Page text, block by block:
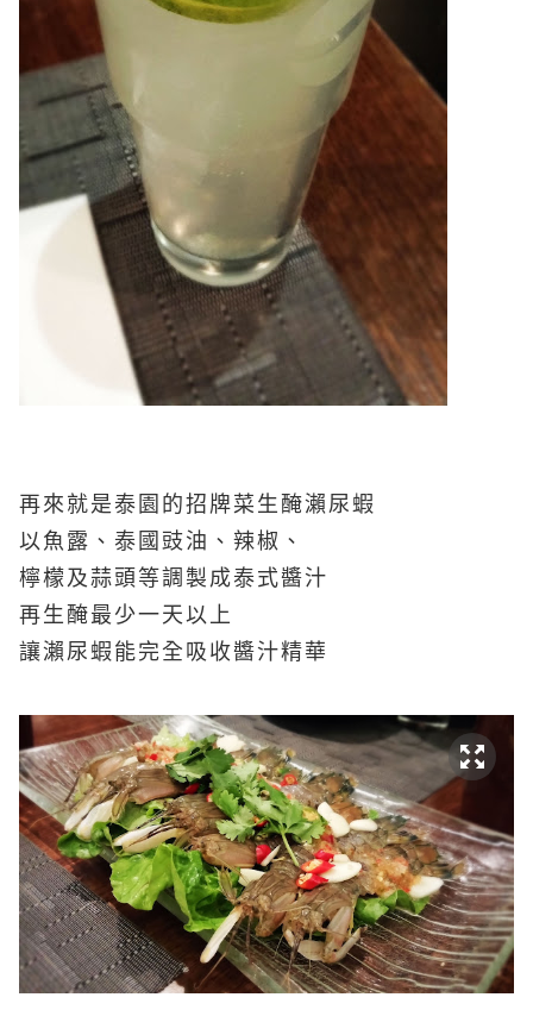
再來就是泰園的招牌菜生醃瀨尿蝦
以魚露、泰國豉油、辣椒、
檸檬及蒜頭等調製成泰式醬汁
再生醃最少一天以上
讓瀨尿蝦能完全吸收醬汁精華